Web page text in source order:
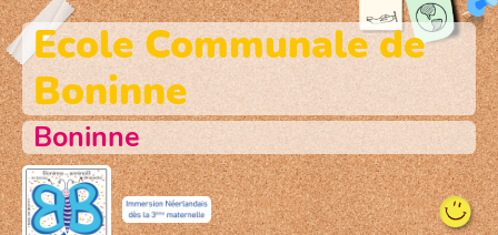
Ecole Communale de
Boninne
Boninne